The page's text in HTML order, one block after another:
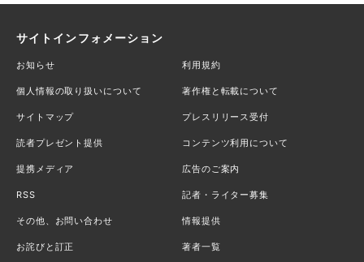
サイトインフォメーション
お知らせ 利用規約
個人情報の取り扱いについて 著作権と転載について
サイトマップ プレスリリース受付
読者プレゼント提供 コンテンツ利用について
提携メディア 広告のご案内
RSS 記者・ライター募集
その他、お問い合わせ 情報提供
お詫びと訂正 著者一覧